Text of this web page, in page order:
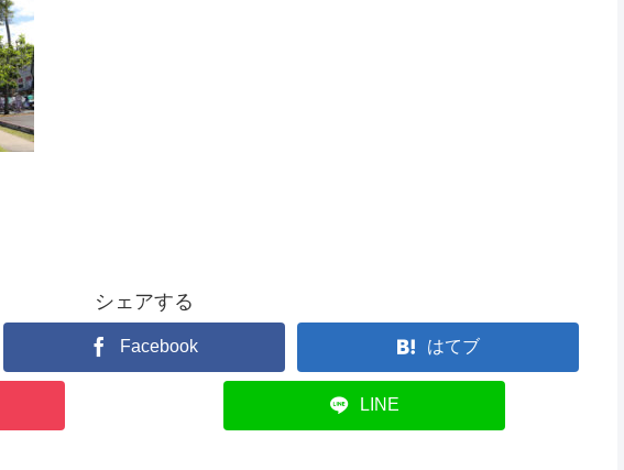
シェアする
Facebook はてブ
LINE